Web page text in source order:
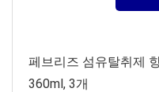
페브리즈 섬유탈취제
360ml, 3개